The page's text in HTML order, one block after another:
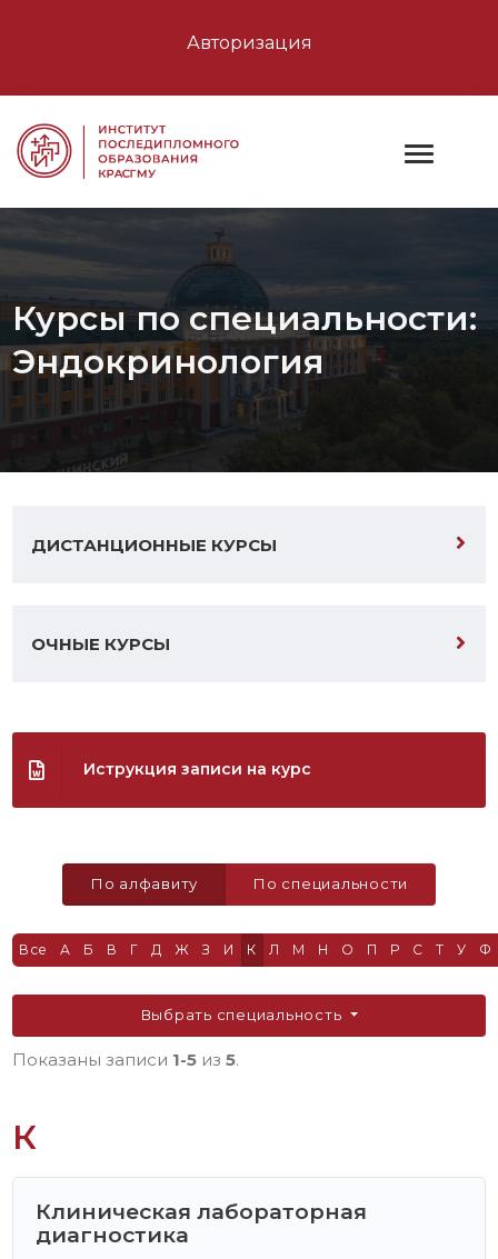
Авторизация
Курсы по специальности:
Эндокринология
ДИСТАНЦИОННЫЕ КУРСЫ
ОЧНЫЕ КУРСЫ
Иструкция записи на курс
По алфавиту По специальности
Все А Б В Г Д Ж З И К Л М Н О П Р С Т У Ф
Выбрать специальность
Показаны записи 1-5 из5.
К
Клиническая лабораторная
диагностика